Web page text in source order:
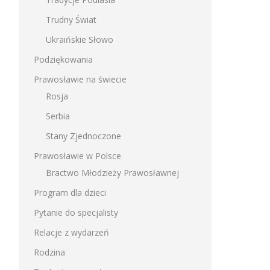
Trudny Świat
Ukraińskie Słowo
Podziękowania
Prawosławie na świecie
Rosja
Serbia
Stany Zjednoczone
Prawosławie w Polsce
Bractwo Młodzieży Prawosławnej
Program dla dzieci
Pytanie do specjalisty
Relacje z wydarzeń
Rodzina